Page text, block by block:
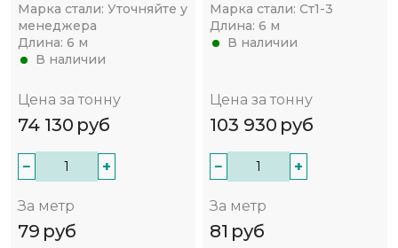
Марка стали: Уточняйте у
менеджера
Длина: 6 м
В наличии
Цена за тонну
74 130 руб
− +
За метр
79 руб
Марка стали: Ст1-3
Длина: 6 м
В наличии
Цена за тонну
103 930 руб
− +
За метр
81 руб